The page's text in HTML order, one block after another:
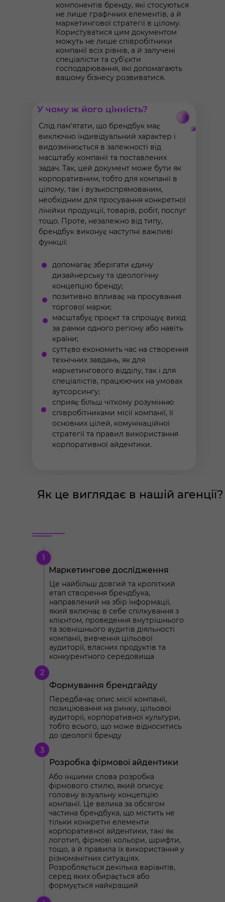
компонентів бренду, які стосуються
не лише графічних елементів, а й
маркетингової стратегії в цілому.
Користуватися цим документом
можуть не лише співробітники
компанії всіх рівнів, а й залучені
спеціалісти та суб'єкти
господарювання, які допомагають
вашому бізнесу розвиватися.
У чому ж його цінність?
Слід пам'ятати, що брендбук має
виключно індивідуальний характер і
видозмінюється в залежності від
масштабу компанії та поставлених
задач. Так, цей документ може бути як
корпоративним, тобто для компанії в
цілому, так і вузькоспрямованим,
необхідним для просування конкретної
лінійки продукції, товарів, робіт, послуг
тощо. Проте, незалежно від типу,
брендбук виконує наступні важливі
функції:
допомагає зберігати єдину
дизайнерську та ідеологічну
концепцію бренду;
позитивно впливає на просування
торгової марки;
масштабує проєкт та спрощує вихід
за рамки одного регіону або навіть
країни;
суттєво економить час на створення
технічних завдань, як для
маркетингового відділу, так і для
спеціалістів, працюючих на умовах
аутсорсингу;
сприяє більш чіткому розумінню
співробітниками місії компанії, її
основних цілей, комунікаційної
стратегії та правил використання
корпоративної айдентики.
Як це виглядає в нашій агенції?
Це найбільш довгий та кропіткий
етап створення брендбука,
направлений на збір інформації,
який включає в себе спілкування з
клієнтом, проведення внутрішнього
та зовнішнього аудитів діяльності
компанії, вивчення цільової
аудиторії, власних продуктів та
конкурентного середовища
Формування брендгайду
Розробка фірмової айдентики
Передбачає опис місії компанії,
позиціювання на ринку, цільової
аудиторії, корпоративної культури,
тобто всього, що може відноситись
до ідеології бренду
Або іншими слова розробка
фірмового стилю, який описує
головну візуальну концепцію
компанії. Це велика за обсягом
частина брендбука, що містить не
тільки конкретні елементи
корпоративної айдентики, такі як
логотип, фірмові кольори, шрифти,
тощо, а й правила їх використання у
різноманітних ситуаціях.
Розробляється декілька варіантів,
серед яких обирається або
формується найкращий
Маркетингове дослідження